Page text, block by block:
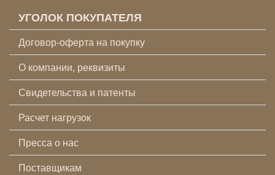
УГОЛОК ПОКУПАТЕЛЯ
Договор-оферта на покупку
О компании, реквизиты
Свидетельства и патенты
Расчет нагрузок
Пресса о нас
Поставщикам